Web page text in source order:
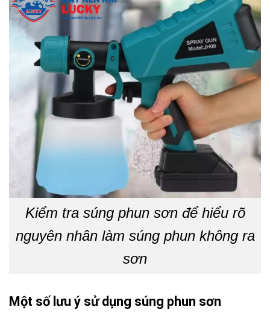
Kiểm tra súng phun sơn để hiểu rõ
nguyên nhân làm súng phun không ra
sơn
Một số lưu ý sử dụng súng phun sơn